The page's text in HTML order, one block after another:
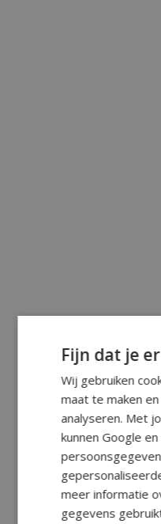
Fijn dat je
Wij gebruiken
maat te maken
analyseren. Met
kunnen Google
meer informatie
gegevens